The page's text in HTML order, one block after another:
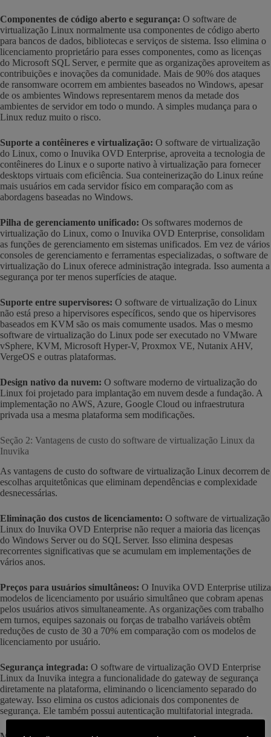
Componentes de código aberto e segurança: O software de
virtualização Linux normalmente usa componentes de código aberto
para bancos de dados, bibliotecas e serviços de sistema. Isso elimina o
licenciamento proprietário para esses componentes, como as licenças
do Microsoft SQL Server, e permite que as organizações aproveitem as
contribuições e inovações da comunidade. Mais de 90% dos ataques
de ransomware ocorrem em ambientes baseados no Windows, apesar
de os ambientes Windows representarem menos da metade dos
ambientes de servidor em todo o mundo. A simples mudança para o
Linux reduz muito o risco.
Suporte a contêineres e virtualização: O software de virtualização
do Linux, como o Inuvika OVD Enterprise, aproveita a tecnologia de
contêineres do Linux e o suporte nativo à virtualização para fornecer
desktops virtuais com eficiência. Sua conteinerização do Linux reúne
mais usuários em cada servidor físico em comparação com as
abordagens baseadas no Windows.
Pilha de gerenciamento unificado: Os softwares modernos de
virtualização do Linux, como o Inuvika OVD Enterprise, consolidam
as funções de gerenciamento em sistemas unificados. Em vez de vários
consoles de gerenciamento e ferramentas especializadas, o software de
virtualização do Linux oferece administração integrada. Isso aumenta a
segurança por ter menos superfícies de ataque.
Suporte entre supervisores: O software de virtualização do Linux
não está preso a hipervisores específicos, sendo que os hipervisores
baseados em KVM são os mais comumente usados. Mas o mesmo
software de virtualização do Linux pode ser executado no VMware
vSphere, KVM, Microsoft Hyper-V, Proxmox VE, Nutanix AHV,
VergeOS e outras plataformas.
Design nativo da nuvem: O software moderno de virtualização do
Linux foi projetado para implantação em nuvem desde a fundação. A
implementação no AWS, Azure, Google Cloud ou infraestrutura
privada usa a mesma plataforma sem modificações.
Seção 2: Vantagens de custo do software de virtualização Linux da
Inuvika
As vantagens de custo do software de virtualização Linux decorrem de
escolhas arquitetônicas que eliminam dependências e complexidade
desnecessárias.
Eliminação dos custos de licenciamento: O software de virtualização
Linux do Inuvika OVD Enterprise não requer a maioria das licenças
do Windows Server ou do SQL Server. Isso elimina despesas
recorrentes significativas que se acumulam em implementações de
vários anos.
Preços para usuários simultâneos: O Inuvika OVD Enterprise utiliza
modelos de licenciamento por usuário simultâneo que cobram apenas
pelos usuários ativos simultaneamente. As organizações com trabalho
em turnos, equipes sazonais ou forças de trabalho variáveis obtêm
reduções de custo de 30 a 70% em comparação com os modelos de
licenciamento por usuário.
Segurança integrada: O software de virtualização OVD Enterprise
Linux da Inuvika integra a funcionalidade do gateway de segurança
diretamente na plataforma, eliminando o licenciamento separado do
gateway. Isso elimina os custos adicionais dos componentes de
segurança. Ele também possui autenticação multifatorial integrada.